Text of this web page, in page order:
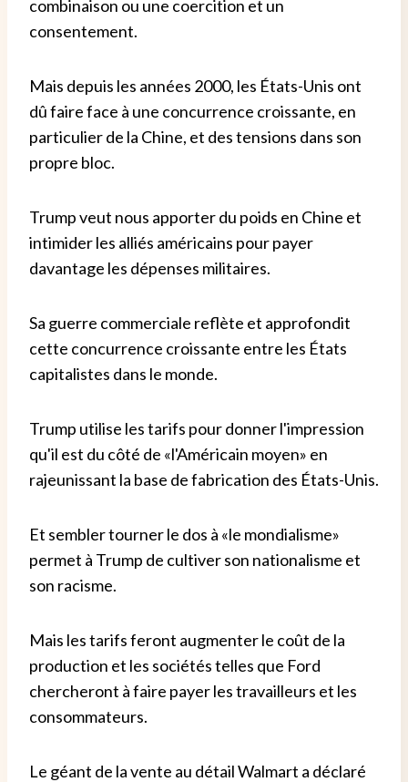
combinaison ou une coercition et un
consentement.
Mais depuis les années 2000, les États-Unis ont
dû faire face à une concurrence croissante, en
particulier de la Chine, et des tensions dans son
propre bloc.
Trump veut nous apporter du poids en Chine et
intimider les alliés américains pour payer
davantage les dépenses militaires.
Sa guerre commerciale reflète et approfondit
cette concurrence croissante entre les États
capitalistes dans le monde.
Trump utilise les tarifs pour donner l'impression
qu'il est du côté de «l'Américain moyen» en
rajeunissant la base de fabrication des États-Unis.
Et sembler tourner le dos à «le mondialisme»
permet à Trump de cultiver son nationalisme et
son racisme.
Mais les tarifs feront augmenter le coût de la
production et les sociétés telles que Ford
chercheront à faire payer les travailleurs et les
consommateurs.
Le géant de la vente au détail Walmart a déclaré